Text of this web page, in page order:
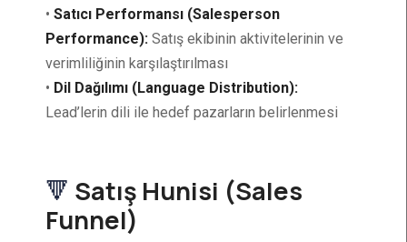
• Satıcı Performansı (Salesperson
Performance): Satış ekibinin aktivitelerinin ve
verimliliğinin karşılaştırılması
• Dil Dağılımı (Language Distribution):
Lead’lerin dili ile hedef pazarların belirlenmesi
🔻 Satış Hunisi (Sales
Funnel)